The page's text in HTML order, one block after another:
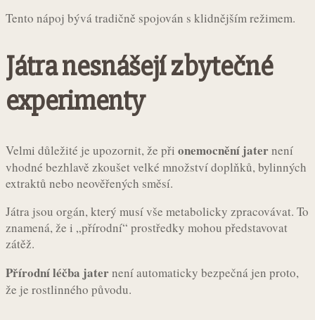
Tento nápoj bývá tradičně spojován s klidnějším režimem.
Játra nesnášejí zbytečné
experimenty
Velmi důležité je upozornit, že při onemocnění jaternení
vhodné bezhlavě zkoušet velké množství doplňků, bylinných
extraktů nebo neověřených směsí.
Játra jsou orgán, který musí vše metabolicky zpracovávat. To
znamená, že i „přírodní“ prostředky mohou představovat
zátěž.
Přírodní léčba jaternení automaticky bezpečná jen proto,
že je rostlinného původu.